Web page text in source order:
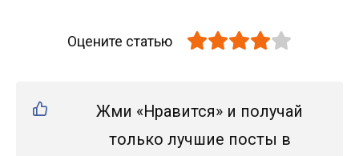
Оцените статью
Жми «Нравится» и получай
только лучшие посты в